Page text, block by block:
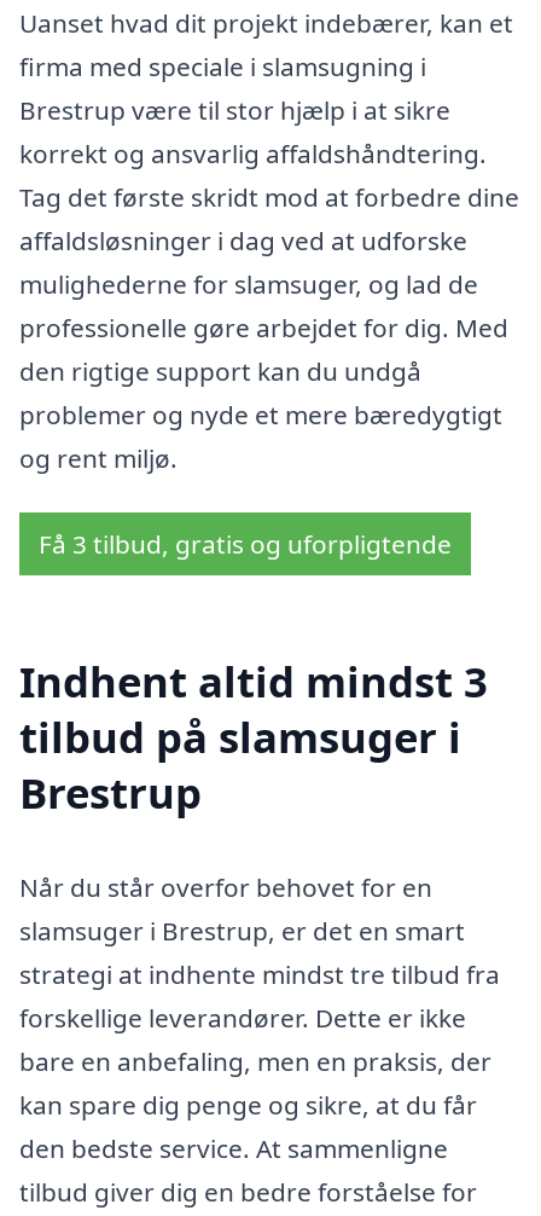
Uanset hvad dit projekt indebærer, kan et
firma med speciale i slamsugning i
Brestrup være til stor hjælp i at sikre
korrekt og ansvarlig affaldshåndtering.
Tag det første skridt mod at forbedre dine
affaldsløsninger i dag ved at udforske
mulighederne for slamsuger, og lad de
professionelle gøre arbejdet for dig. Med
den rigtige support kan du undgå
problemer og nyde et mere bæredygtigt
og rent miljø.
Få 3 tilbud, gratis og uforpligtende
Indhent altid mindst 3
tilbud på slamsuger i
Brestrup
Når du står overfor behovet for en
slamsuger i Brestrup, er det en smart
strategi at indhente mindst tre tilbud fra
forskellige leverandører. Dette er ikke
bare en anbefaling, men en praksis, der
kan spare dig penge og sikre, at du får
den bedste service. At sammenligne
tilbud giver dig en bedre forståelse for